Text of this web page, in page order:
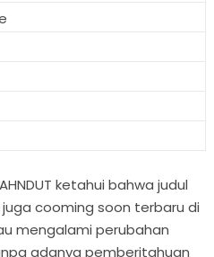
ketahui bahwa judul
cooming soon terbaru di
mengalami perubahan
adanya pemberitahuan